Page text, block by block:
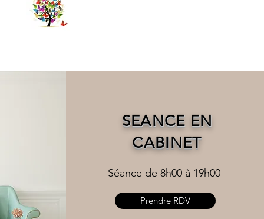
SEANCE EN
CABINET
Séance de 8h00 à 19h00
Prendre RDV